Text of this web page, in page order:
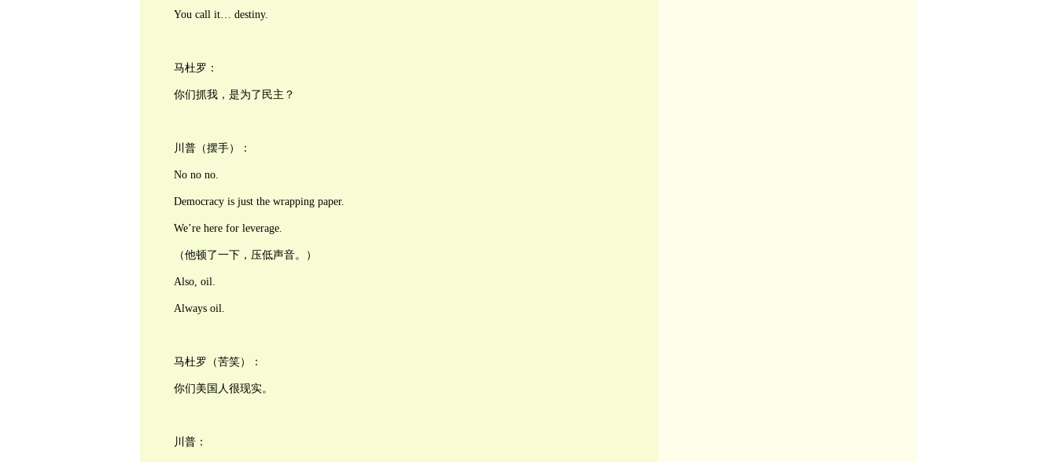
You call it… destiny.
马杜罗：
你们抓我，是为了民主？
川普（摆手）：
No no no.
Democracy is just the wrapping paper.
We’re here for leverage.
（他顿了一下，压低声音。）
Also, oil.
Always oil.
马杜罗（苦笑）：
你们美国人很现实。
川普：